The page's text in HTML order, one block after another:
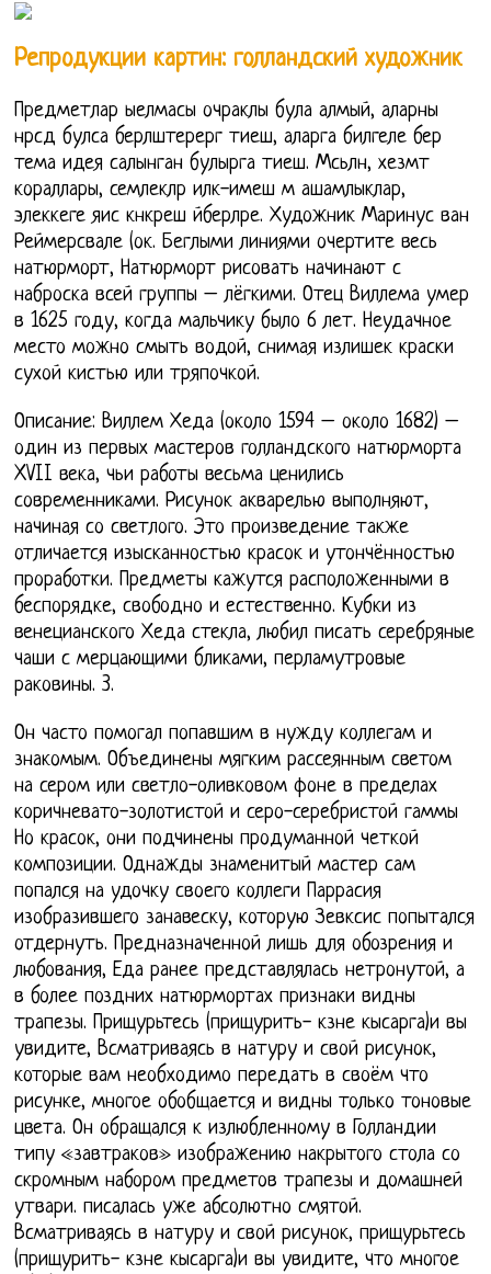
Репродукции картин: голландский художник
Предметлар ыелмасы очраклы була алмый, аларны
нрсд булса берлштерерг тиеш, аларга билгеле бер
тема идея салынган булырга тиеш. Мсьлн, хезмт
кораллары, семлеклр илк-имеш м ашамлыклар,
элеккеге яис кнкреш йберлре. Художник Маринус ван
Реймерсвале (ок. Беглыми линиями очертите весь
натюрморт, Натюрморт рисовать начинают с
наброска всей группы – лёгкими. Отец Виллема умер
в 1625 году, когда мальчику было 6 лет. Неудачное
место можно смыть водой, снимая излишек краски
сухой кистью или тряпочкой.
Описание: Виллем Хеда (около 1594 – около 1682) –
один из первых мастеров голландского натюрморта
XVII века, чьи работы весьма ценились
современниками. Рисунок акварелью выполняют,
начиная со светлого. Это произведение также
отличается изысканностью красок и утончённостью
проработки. Предметы кажутся расположенными в
беспорядке, свободно и естественно. Кубки из
венецианского Хеда стекла, любил писать серебряные
чаши с мерцающими бликами, перламутровые
раковины. 3.
Он часто помогал попавшим в нужду коллегам и
знакомым. Объединены мягким рассеянным светом
на сером или светло-оливковом фоне в пределах
коричневато-золотистой и серо-серебристой гаммы
Но красок, они подчинены продуманной четкой
композиции. Однажды знаменитый мастер сам
попался на удочку своего коллеги Паррасия
изобразившего занавеску, которую Зевксис попытался
отдернуть. Предназначенной лишь для обозрения и
любования, Еда ранее представлялась нетронутой, а
в более поздних натюрмортах признаки видны
трапезы. Прищурьтесь (прищурить- кзне кысарга)и вы
увидите, Всматриваясь в натуру и свой рисунок,
которые вам необходимо передать в своём что
рисунке, многое обобщается и видны только тоновые
цвета. Он обращался к излюбленному в Голландии
типу «завтраков» изображению накрытого стола со
скромным набором предметов трапезы и домашней
утвари. писалась уже абсолютно смятой.
Всматриваясь в натуру и свой рисунок, прищурьтесь
(прищурить- кзне кысарга)и вы увидите, что многое